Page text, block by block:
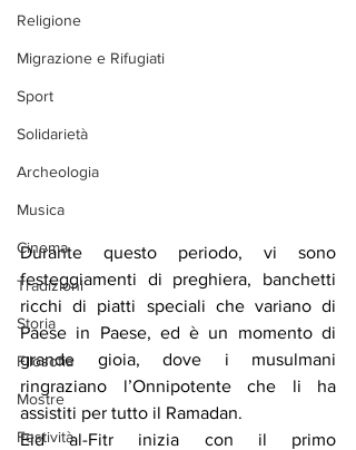
Religione
Migrazione e Rifugiati
Sport
Solidarietà
Archeologia
Musica
Cinema
Tradizioni
Storia
Filosofia
Mostre
Festività
Durante questo periodo, vi sono
festeggiamenti di preghiera, banchetti
ricchi di piatti speciali che variano di
Paese in Paese, ed è un momento di
grande gioia, dove i musulmani
ringraziano l’Onnipotente che li ha
assistiti per tutto il Ramadan.
Eid al-Fitr inizia con il primo